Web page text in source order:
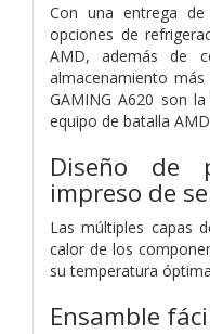
Con una entrega
opciones de
AMD, además de
almacenamiento
GAMING A620 son
equipo de batalla
Diseño de
impreso de
Las múltiples capas
calor de los
su temperatura
Ensamble